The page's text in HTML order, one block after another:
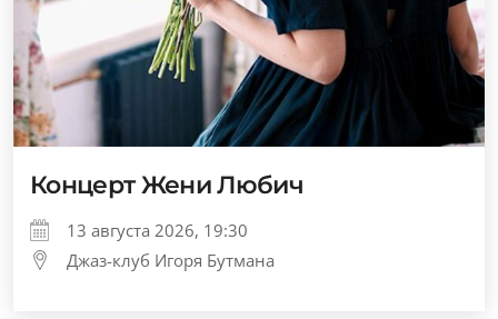
Концерт Жени Любич
13 августа 2026, 19:30
Джаз-клуб Игоря Бутмана